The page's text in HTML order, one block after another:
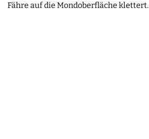
Fähre auf die Mondoberfläche klettert.